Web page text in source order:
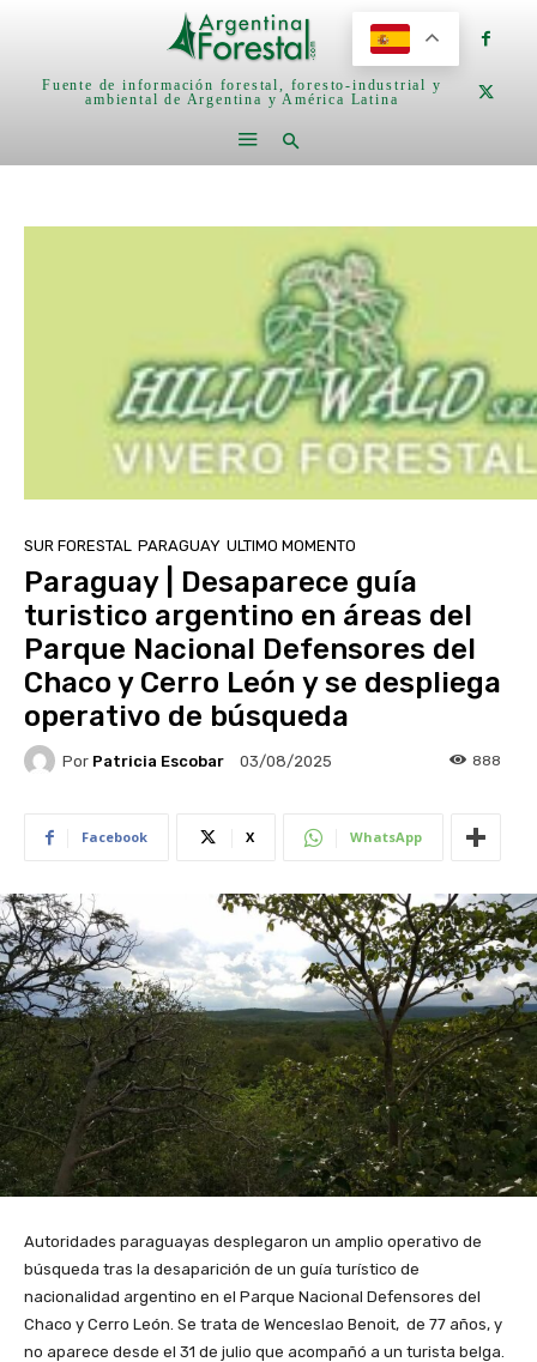
Fuente de información forestal, foresto-industrial y
ambiental de Argentina y América Latina
SUR FORESTAL PARAGUAY ULTIMO MOMENTO
Paraguay | Desaparece guía
turistico argentino en áreas del
Parque Nacional Defensores del
Chaco y Cerro León y se despliega
operativo de búsqueda
Por Patricia Escobar 03/08/2025 888
Facebook X WhatsApp
Autoridades paraguayas desplegaron un amplio operativo de
búsqueda tras la desaparición de un guía turístico de
nacionalidad argentino en el Parque Nacional Defensores del
Chaco y Cerro León. Se trata de Wenceslao Benoit, de 77 años, y
no aparece desde el 31 de julio que acompañó a un turista belga.